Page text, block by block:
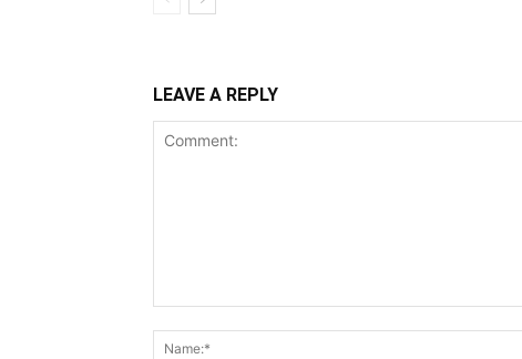
LEAVE A REPLY